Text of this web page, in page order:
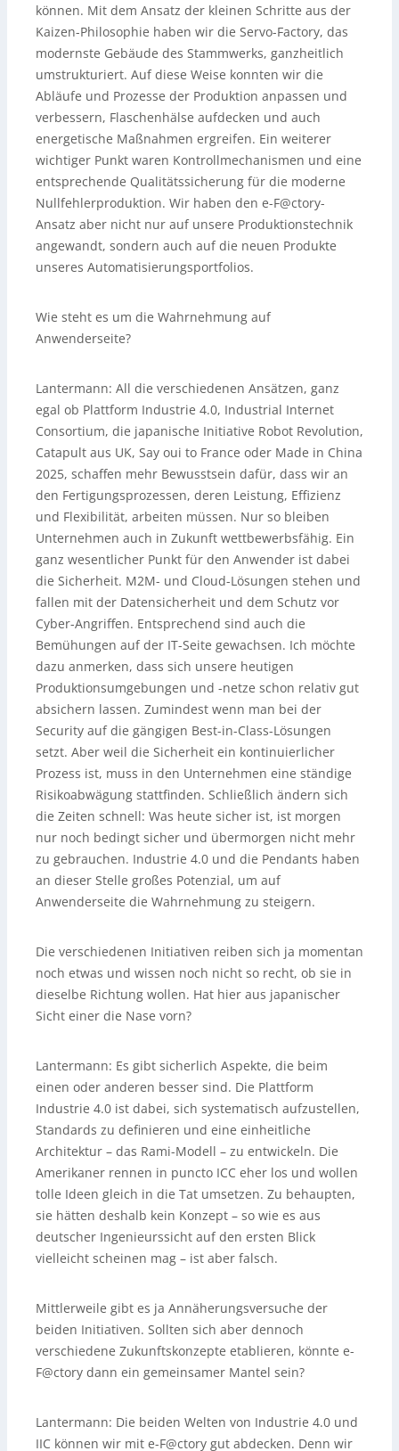
können. Mit dem Ansatz der kleinen Schritte aus der
Kaizen-Philosophie haben wir die Servo-Factory, das
modernste Gebäude des Stammwerks, ganzheitlich
umstrukturiert. Auf diese Weise konnten wir die
Abläufe und Prozesse der Produktion anpassen und
verbessern, Flaschenhälse aufdecken und auch
energetische Maßnahmen ergreifen. Ein weiterer
wichtiger Punkt waren Kontrollmechanismen und eine
entsprechende Qualitätssicherung für die moderne
Nullfehlerproduktion. Wir haben den e-F@ctory-
Ansatz aber nicht nur auf unsere Produktionstechnik
angewandt, sondern auch auf die neuen Produkte
unseres Automatisierungsportfolios.
Wie steht es um die Wahrnehmung auf
Anwenderseite?
Lantermann: All die verschiedenen Ansätzen, ganz
egal ob Plattform Industrie 4.0, Industrial Internet
Consortium, die japanische Initiative Robot Revolution,
Catapult aus UK, Say oui to France oder Made in China
2025, schaffen mehr Bewusstsein dafür, dass wir an
den Fertigungsprozessen, deren Leistung, Effizienz
und Flexibilität, arbeiten müssen. Nur so bleiben
Unternehmen auch in Zukunft wettbewerbsfähig. Ein
ganz wesentlicher Punkt für den Anwender ist dabei
die Sicherheit. M2M- und Cloud-Lösungen stehen und
fallen mit der Datensicherheit und dem Schutz vor
Cyber-Angriffen. Entsprechend sind auch die
Bemühungen auf der IT-Seite gewachsen. Ich möchte
dazu anmerken, dass sich unsere heutigen
Produktionsumgebungen und -netze schon relativ gut
absichern lassen. Zumindest wenn man bei der
Security auf die gängigen Best-in-Class-Lösungen
setzt. Aber weil die Sicherheit ein kontinuierlicher
Prozess ist, muss in den Unternehmen eine ständige
Risikoabwägung stattfinden. Schließlich ändern sich
die Zeiten schnell: Was heute sicher ist, ist morgen
nur noch bedingt sicher und übermorgen nicht mehr
zu gebrauchen. Industrie 4.0 und die Pendants haben
an dieser Stelle großes Potenzial, um auf
Anwenderseite die Wahrnehmung zu steigern.
Die verschiedenen Initiativen reiben sich ja momentan
noch etwas und wissen noch nicht so recht, ob sie in
dieselbe Richtung wollen. Hat hier aus japanischer
Sicht einer die Nase vorn?
Lantermann: Es gibt sicherlich Aspekte, die beim
einen oder anderen besser sind. Die Plattform
Industrie 4.0 ist dabei, sich systematisch aufzustellen,
Standards zu definieren und eine einheitliche
Architektur – das Rami-Modell – zu entwickeln. Die
Amerikaner rennen in puncto ICC eher los und wollen
tolle Ideen gleich in die Tat umsetzen. Zu behaupten,
sie hätten deshalb kein Konzept – so wie es aus
deutscher Ingenieurssicht auf den ersten Blick
vielleicht scheinen mag – ist aber falsch.
Mittlerweile gibt es ja Annäherungsversuche der
beiden Initiativen. Sollten sich aber dennoch
verschiedene Zukunftskonzepte etablieren, könnte e-
F@ctory dann ein gemeinsamer Mantel sein?
Lantermann: Die beiden Welten von Industrie 4.0 und
IIC können wir mit e-F@ctory gut abdecken. Denn wir